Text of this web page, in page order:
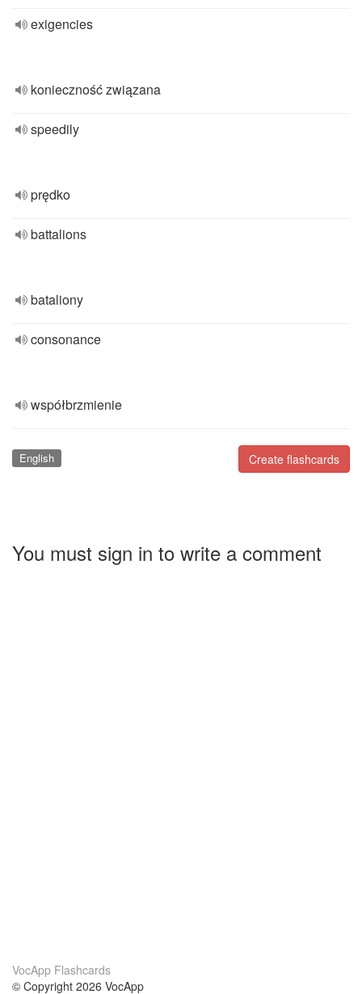
exigencies
konieczność związana
speedily
prędko
battalions
bataliony
consonance
współbrzmienie
Create flashcards
English
You must sign in to write a comment
VocApp Flashcards
© Copyright 2026 VocApp